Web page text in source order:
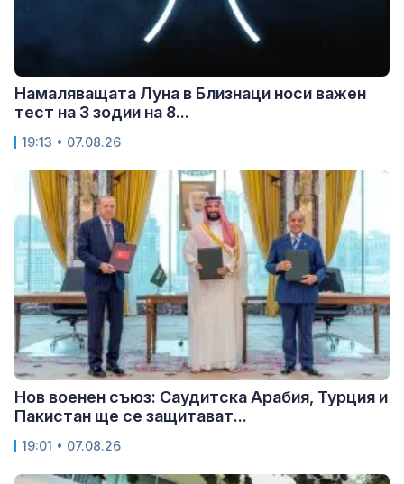
Намаляващата Луна в Близнаци носи важен
тест на 3 зодии на 8...
19:13 • 07.08.26
Нов военен съюз: Саудитска Арабия, Турция и
Пакистан ще се защитават...
19:01 • 07.08.26